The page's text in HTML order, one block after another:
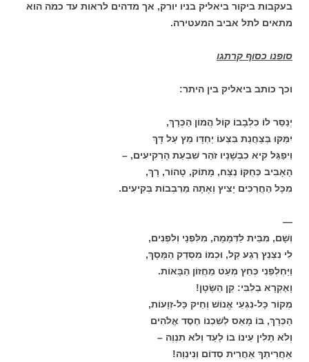
בעקבות ביקור ביאליק בניו יורק, אך מדהים לראות עד כמה הוא
מתאים לתל אביב המעטירה.
סופנו כסוף קרתגו
וכך כותב ביאליק בין היתר:
יְנַסֵּר לוֹ כִלְבָבוֹ קוֹל הֲמוֹן הַכְּרָךְ,
יִמַּקּוּ בְּצַחֲנַת בִּצְעוֹ יַחְדָּו מֵץ עַל דָּךְ
וִיפַגֵּל קִיא כִבְשָׁנָיו זֹהַר שִׁבְעַת הָרְקִיעִים, –
הָאָבִיב כְּחֻקּוֹ נֶצַח, מָתוֹק, טָהוֹר, רָךְ,
מִכָּל הַחֲרַכִּים יָצִיץ וְאָתָה מֵרִבְבוֹת בְּקִיעִים.
—
וְשָׁם, מִבֵּית לַדְּמָמָה, מִלִּפְנַי וְלִפְנִים,
לִי נִצְנֵץ רֶגַע קַל, וּכְמוֹ מִסְּדַק הַמָּסָךְ,
וַיַּחְלְפֵנִי כְּחֵץ מְעַט מֵחֲזוֹן הַבָּאוֹת.
וָאֶקְרָא בְלִבִּי: קֵן הַשָּׂטָן!
מְקוֹר כָּל-נִגְעֵי אֱנוֹשׁ וְחֵיק כָּל-זְוָעוֹת,
הַכְּרָךְ, בּוֹ מָאַס לְשִׁכְנוֹ חֶסֶד אֱלֹהִים
וְלֹא תָלִין עֵינוֹ בוֹ לָעַד וְלֹא תִנְוֶה –
אַחֲרִיתְךָ אַחֲרִית סְדוֹם וְנִינְוֵה!